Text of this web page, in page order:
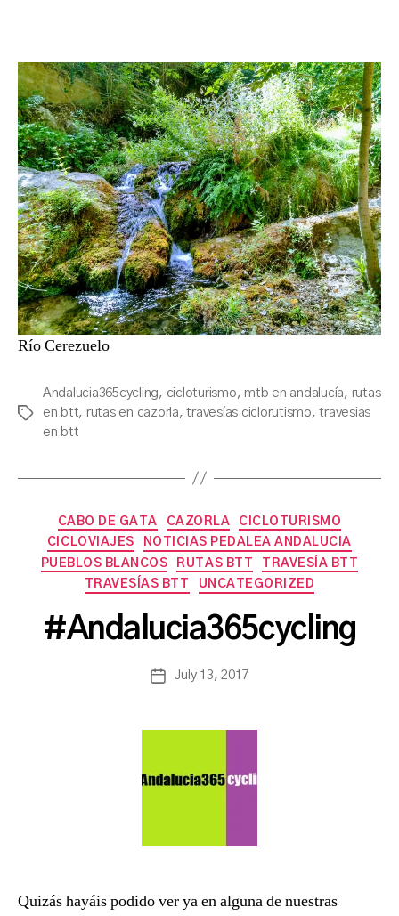
Río Cerezuelo
Tags
Andalucia365cycling, cicloturismo, mtb en andalucía, rutas
en btt, rutas en cazorla,travesías ciclorutismo,travesias
en btt
Categories
CABO DE GATA CAZORLA
CICLOTURISMO
CICLOVIAJES
NOTICIAS PEDALEA ANDALUCIA
PUEBLOS BLANCOS
RUTAS BTT
TRAVESÍA BTT
TRAVESÍAS BTT
UNCATEGORIZED
#Andalucia365cycling
Post
B
y
a
s
n
b
PostJuly 13, 2017
Quizás hayáis podido ver ya en alguna de nuestras